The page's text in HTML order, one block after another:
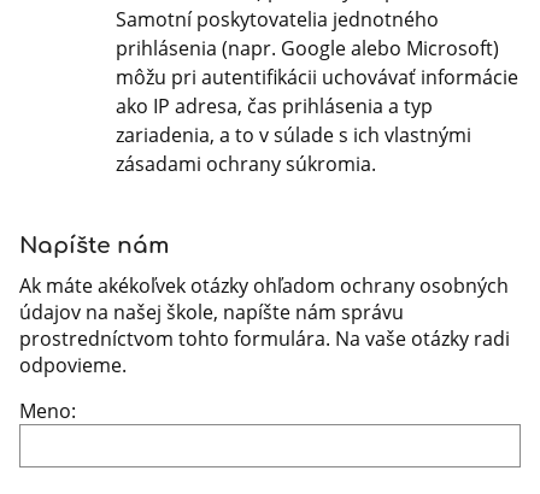
Samotní poskytovatelia jednotného
prihlásenia (napr. Google alebo Microsoft)
môžu pri autentifikácii uchovávať informácie
ako IP adresa, čas prihlásenia a typ
zariadenia, a to v súlade s ich vlastnými
zásadami ochrany súkromia.
Napíšte nám
Ak máte akékoľvek otázky ohľadom ochrany osobných
údajov na našej škole, napíšte nám správu
prostredníctvom tohto formulára. Na vaše otázky radi
odpovieme.
Meno: